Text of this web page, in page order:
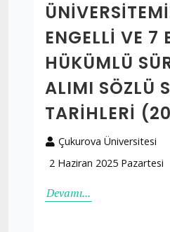
ENGELLI VE 7
HÜKÜMLÜ
ALIMI SÖZLÜ
TARIHLERI
Çukurova Üniversitesi
2 Haziran 2025 Pazartesi
Devamı...